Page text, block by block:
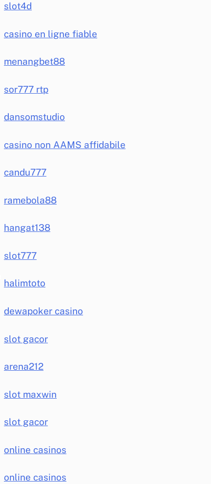
slot4d
casino en ligne fiable
menangbet88
sor777 rtp
dansomstudio
casino non AAMS affidabile
candu777
ramebola88
hangat138
slot777
halimtoto
dewapoker casino
slot gacor
arena212
slot maxwin
slot gacor
online casinos
online casinos